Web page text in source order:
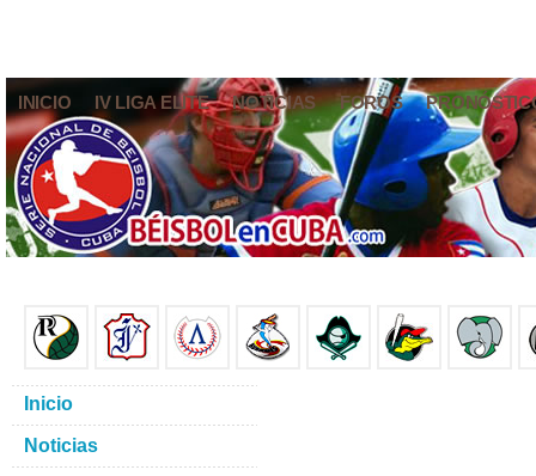
INICIO IV LIGA ELITE NOTICIAS FOROS
Inicio
Noticias